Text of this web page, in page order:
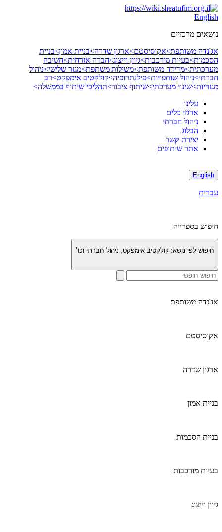
Skip
to
English
נושאים מרכזיים
אג'נדה משותפת>אקוסיסטם>ארגון שדרה>בניית אמון>בניית
הסכמות>בעיות מורכבות>גיוון וייצוג>חברה אזרחית>חשיבה
מערכתית>מדידה משותפת>משילות משתפת>מגזר שלישי>ניהול
חברתי>ניהול שותפויות>פילנתרופיה>קולקטיב אימפקט>רב
מגזריות>שינוי מערכתי>שיתוף ציבור>תהליכי שיתוף בממשלה>
עלינו
ארגזי כלים
ניהול חברתי
הבלוג
יצירת קשר
אתר שיתופים
English
עברית
חיפוש בספרייה
חיפוש לפי נושא: קולקטיב אימפקט, ניהול חברתי וכו׳
אג'נדה משותפת
אקוסיסטם
ארגון שדרה
בניית אמון
בניית הסכמות
בעיות מורכבות
גיוון וייצוג